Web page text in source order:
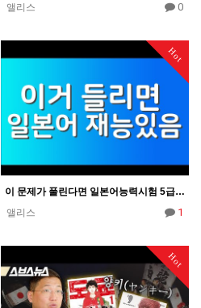
앨리스
0
Hot
이 문제가 풀린다면 일본어능력시험 5급에 도전해 보자
앨리스
1
Hot